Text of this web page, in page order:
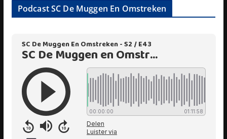
Podcast SC De Muggen En Omstreken